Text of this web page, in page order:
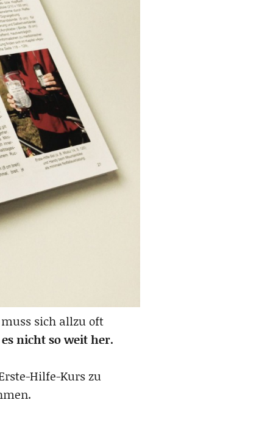
sich allzu oft
nicht so weit her.
Hilfe-Kurs zu